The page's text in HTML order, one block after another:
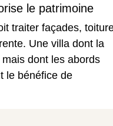
le patrimoine
traiter façades,
Une villa dont la
dont les abords
le bénéfice de